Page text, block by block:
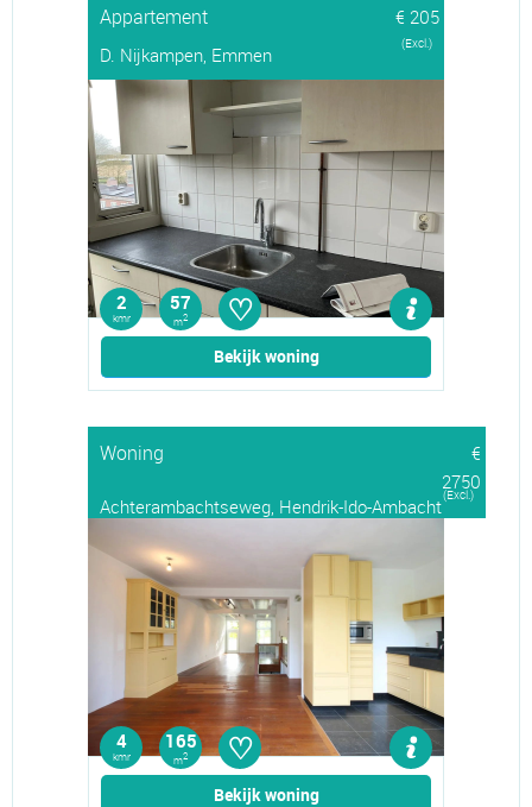
Appartement
€ 205
D. Nijkampen, Emmen
(Excl.)
2
kmr
57
m2 ♡
Bekijk woning
Woning
€
2750
Achterambachtseweg, Hendrik-Ido-Ambacht(Excl.)
4
kmr
165
m2 ♡
Bekijk woning